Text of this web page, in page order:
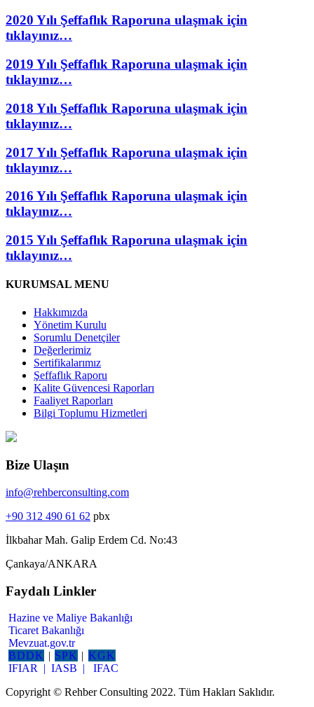
2020 Yılı Şeffaflık Raporuna ulaşmak için
tıklayınız…
2019 Yılı Şeffaflık Raporuna ulaşmak için
tıklayınız…
2018 Yılı Şeffaflık Raporuna ulaşmak için
tıklayınız…
2017 Yılı Şeffaflık Raporuna ulaşmak için
tıklayınız…
2016 Yılı Şeffaflık Raporuna ulaşmak için
tıklayınız…
2015 Yılı Şeffaflık Raporuna ulaşmak için
tıklayınız…
KURUMSAL MENU
Hakkımızda
Yönetim Kurulu
Sorumlu Denetçiler
Değerlerimiz
Sertifikalarımız
Şeffaflık Raporu
Kalite Güvencesi Raporları
Faaliyet Raporları
Bilgi Toplumu Hizmetleri
Bize Ulaşın
info@rehberconsulting.com
+90 312 490 61 62 pbx
İlkbahar Mah. Galip Erdem Cd. No:43
Çankaya/ANKARA
Faydalı Linkler
Hazine ve Maliye Bakanlığı
Ticaret Bakanlığı
Mevzuat.gov.tr
BDDK
SPK
KGK
IFIAR | IASB |
IFAC
Copyright © Rehber Consulting 2022. Tüm Hakları Saklıdır.